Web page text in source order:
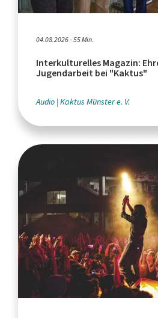
04.08.2026 - 55 Min.
Interkulturelles Magazin:
Jugendarbeit bei "Kaktus"
Audio Kaktus Münster e. V.